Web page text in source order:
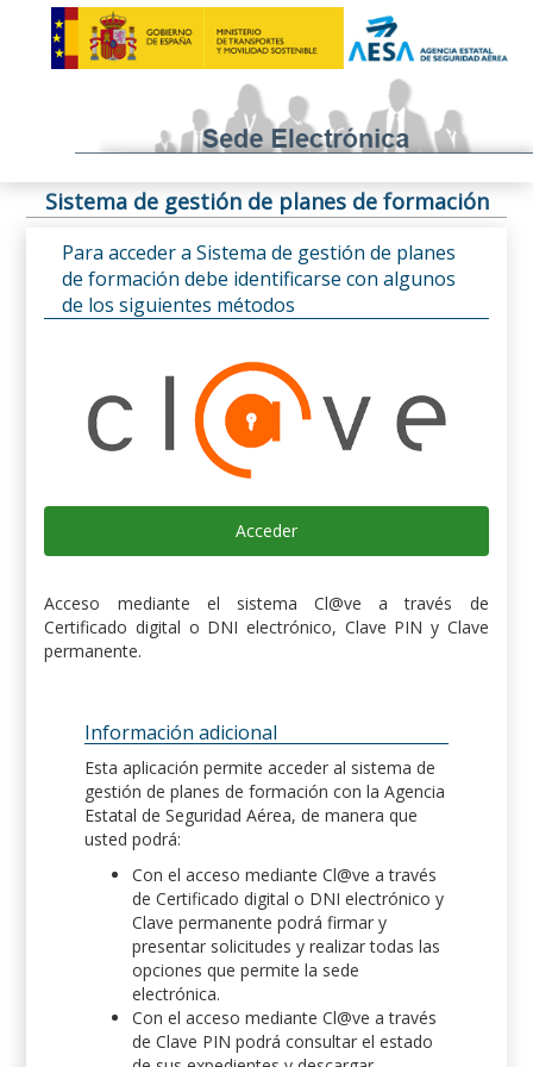
Sistema de gestión de planes de formación
Para acceder a Sistema de gestión de planes
de formación debe identificarse con algunos
de los siguientes métodos
Acceder
Acceso mediante el sistema Cl@ve a través de
Certificado digital o DNI electrónico, Clave PIN y Clave
permanente.
Información adicional
Esta aplicación permite acceder al sistema de
gestión de planes de formación con la Agencia
Estatal de Seguridad Aérea, de manera que
usted podrá:
Con el acceso mediante Cl@ve a través
de Certificado digital o DNI electrónico y
Clave permanente podrá firmar y
presentar solicitudes y realizar todas las
opciones que permite la sede
electrónica.
Con el acceso mediante Cl@ve a través
de Clave PIN podrá consultar el estado